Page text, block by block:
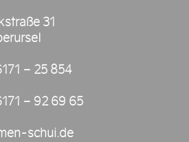
31
– 25 854
– 92 69 65
schui.de